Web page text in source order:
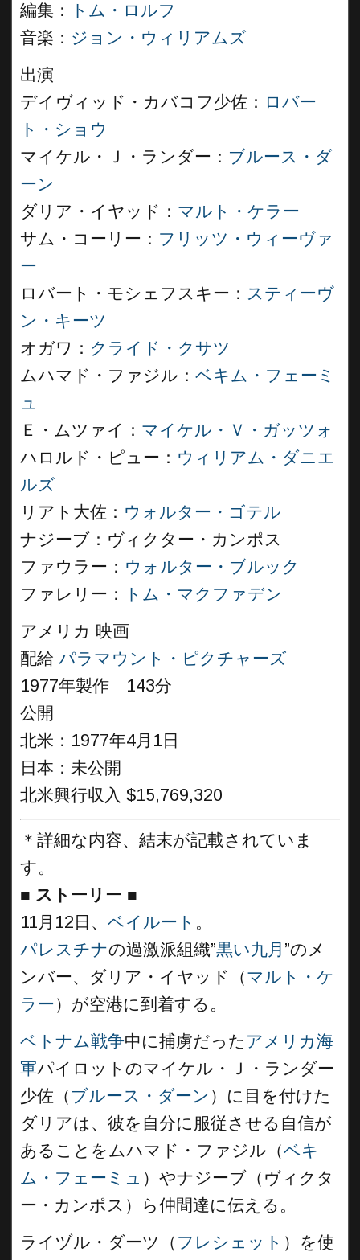
編集：
トム・ロルフ
音楽： ジョン・ウィリアムズ
出演
デイヴィッド・カバコフ少佐： ロバー
ト・ショウ
マイケル・Ｊ・ランダー： ブルース・ダ
ーン
ダリア・イヤッド： マルト・ケラー
サム・コーリー： フリッツ・ウィーヴァ
ー
ロバート・モシェフスキー： スティーヴ
ン・キーツ
オガワ： クライド・クサツ
ムハマド・ファジル： ベキム・フェーミ
ュ
Ｅ・ムツァイ： マイケル・Ｖ・ガッツォ
ハロルド・ピュー： ウィリアム・ダニエ
ルズ
リアト大佐： ウォルター・ゴテル
ナジーブ：ヴィクター・カンポス
ファウラー： ウォルター・ブルック
ファレリー：
トム・マクファデン
アメリカ 映画
配給 パラマウント・ピクチャーズ
1977年製作 143分
公開
北米：1977年4月1日
日本：未公開
北米興行収入 $15,769,320
＊詳細な内容、結末が記載されていま
す。
■ ストーリー ■
11月12日、 ベイルート 。
パレスチナの過激派組織”黒い九月 ”のメ
ンバー、ダリア・イヤッド（マルト・ケ
ラー）が空港に到着する。
ベトナム戦争中に捕虜だった アメリカ海
軍パイロットのマイケル・Ｊ・ランダー
少佐（ ブルース・ダーン ）に目を付けた
ダリアは、彼を自分に服従させる自信が
あることをムハマド・ファジル（ベキ
ム・フェーミュ ）やナジーブ（ヴィクタ
ー・カンポス）ら仲間達に伝える。
ライヅル・ダーツ（ フレシェット ）を使